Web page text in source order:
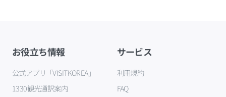
お役立ち情報
公式アプリ「VISITKOREA」
1330観光通訳案内
サービス
利用規約
FAQ